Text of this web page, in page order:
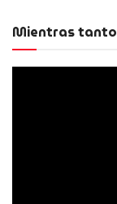
Mientras